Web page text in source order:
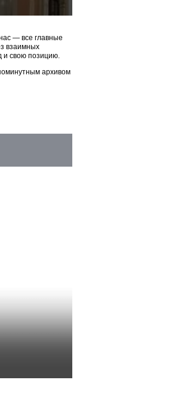
— все главные
взаимных
и свою позицию.
архивом